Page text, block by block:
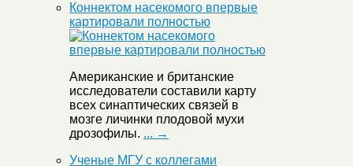
Коннектом насекомого впервые
картировали полностью
Американские и британские
исследователи составили карту
всех синаптических связей в
мозге личинки плодовой мухи
дрозофилы. ... →
Ученые МГУ с коллегами